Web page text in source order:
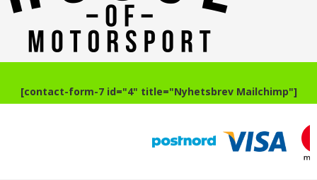
[contact-form-7 id="4" title="Nyhetsbrev Mailchimp"]